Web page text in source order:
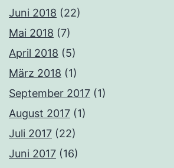
Juni 2018 (22)
Mai 2018 (7)
April 2018 (5)
März 2018 (1)
September 2017 (1)
August 2017 (1)
Juli 2017 (22)
Juni 2017 (16)